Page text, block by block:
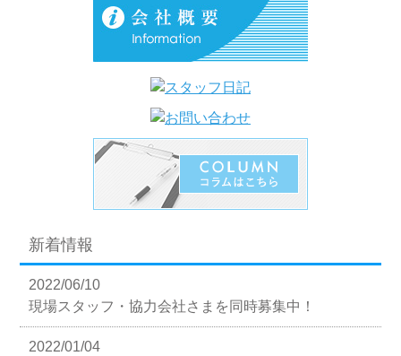
新着情報
2022/06/10
現場スタッフ・協力会社さまを同時募集中！
2022/01/04